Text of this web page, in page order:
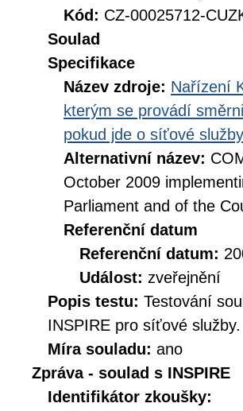
Kód: CZ-00025712-
Soulad
Specifikace
Název zdroje: Nařízení
kterým se provádí
pokud jde o síťové služby
Alternativní název:
October 2009
Parliament and of the
Referenční datum
Referenční datum:
Událost: zveřejnění
Popis testu: Testování
INSPIRE pro síťové služby.
Míra souladu: ano
Zpráva - soulad s INSPIRE
Identifikátor zkoušky: